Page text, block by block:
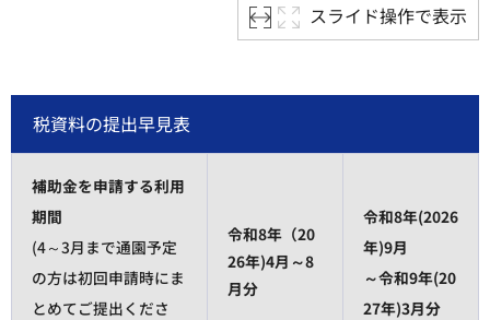
スライド操作で表示
税資料の提出早見表
補助金を申請する利用
期間
(4～3月まで通園予定
の方は初回申請時にま
とめてご提出くださ
令和8年（20
26年)4月～8
月分
令和8年(2026
年)9月
～令和9年(20
27年)3月分